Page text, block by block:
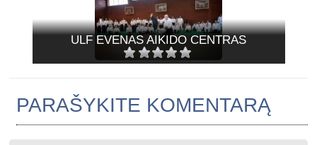
ULF EVENAS AIKIDO CENTRAS
PARAŠYKITE KOMENTARĄ